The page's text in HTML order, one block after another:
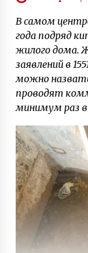
В самом
года подряд
жилого дома.
заявлений в
можно
проводят
минимум раз